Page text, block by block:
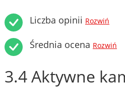
Liczba opinii Rozwiń
Średnia ocena Rozwiń
3.4 Aktywne